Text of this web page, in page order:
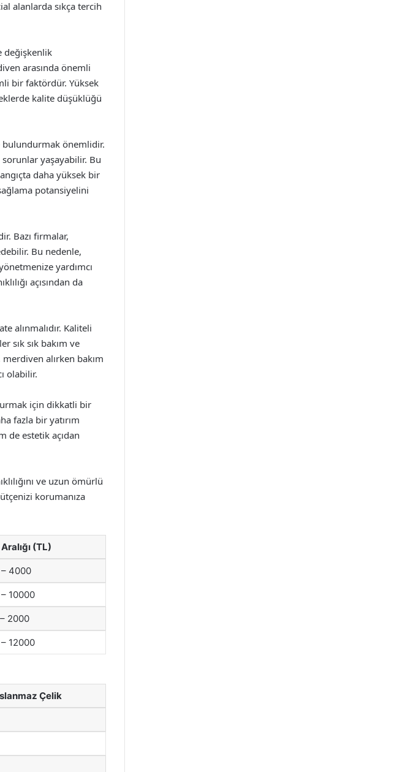
alanlarda sıkça tercih
değişkenlik
arasında önemli
bir faktördür. Yüksek
kalite düşüklüğü
önemlidir.
yaşayabilir. Bu
daha yüksek bir
potansiyelini
Bazı firmalar,
Bu nedenle,
yardımcı
açısından da
alınmalıdır. Kaliteli
sık sık bakım ve
alırken bakım
olabilir.
için dikkatli bir
fazla bir yatırım
de estetik açıdan
ve uzun ömürlü
korumanıza
(TL)
4000
10000
2000
12000
Çelik